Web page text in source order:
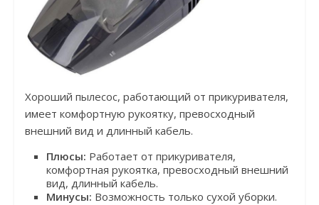
Хороший пылесос, работающий от прикуривателя,
имеет комфортную рукоятку, превосходный
внешний вид и длинный кабель.
Плюсы: Работает от прикуривателя,
комфортная рукоятка, превосходный внешний
вид, длинный кабель.
Минусы: Возможность только сухой уборки.